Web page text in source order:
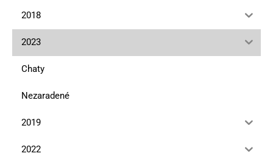
2018
2023
Chaty
Nezaradené
2019
2022